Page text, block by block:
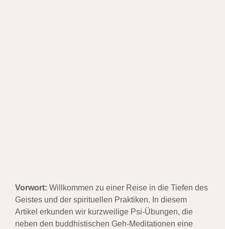
Vorwort: Willkommen zu einer Reise in die Tiefen des
Geistes und der spirituellen Praktiken. In diesem
Artikel erkunden wir kurzweilige Psi-Übungen, die
neben den buddhistischen Geh-Meditationen eine